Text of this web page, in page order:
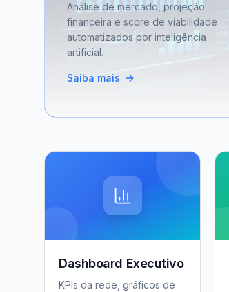
Análise de mercado, projeção
financeira e score de viabilidade
automatizados por inteligência
artificial.
Saiba mais
Dashboard Executivo
KPIs da rede, gráficos de